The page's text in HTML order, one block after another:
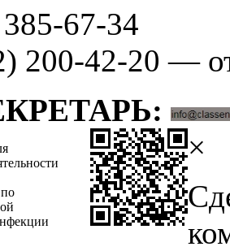
67-34
200-42-20 —
×